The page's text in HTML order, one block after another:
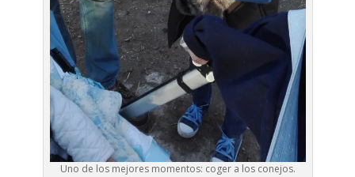
Uno de los mejores momentos: coger a los conejos.